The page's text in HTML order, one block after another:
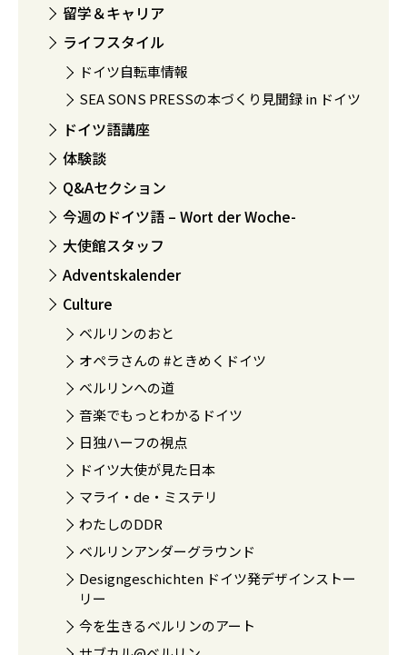
留学＆キャリア
ライフスタイル
ドイツ自転車情報
SEA SONS PRESSの本づくり見聞録 in ドイツ
ドイツ語講座
体験談
Q&Aセクション
今週のドイツ語 – Wort der Woche-
大使館スタッフ
Adventskalender
Culture
ベルリンのおと
オペラさんの #ときめくドイツ
ベルリンへの道
音楽でもっとわかるドイツ
日独ハーフの視点
ドイツ大使が見た日本
マライ・de・ミステリ
わたしのDDR
ベルリンアンダーグラウンド
Designgeschichten ドイツ発デザインストー
リー
今を生きるベルリンのアート